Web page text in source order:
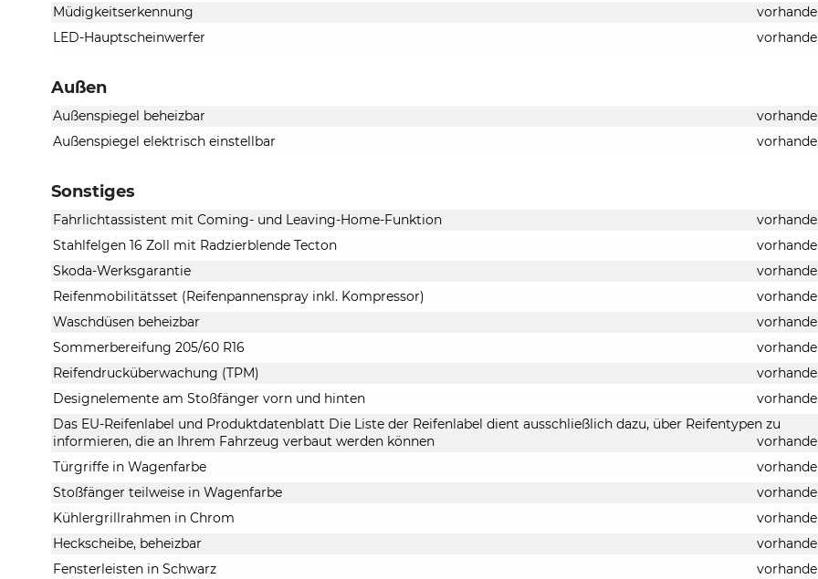
Müdigkeitserkennung
LED-Hauptscheinwerfer
Außen
Außenspiegel beheizbar
Außenspiegel elektrisch einstellbar
Sonstiges
Fahrlichtassistent mit Coming- und Leaving-Home-Funktion
Stahlfelgen 16 Zoll mit Radzierblende Tecton
Skoda-Werksgarantie
Reifenmobilitätsset (Reifenpannenspray inkl. Kompressor)
Waschdüsen beheizbar
Sommerbereifung 205/60 R16
Reifendrucküberwachung (TPM)
Designelemente am Stoßfänger vorn und hinten
Das EU-Reifenlabel und Produktdatenblatt Die Liste der Reifenlabel dient ausschließlich dazu, über Reifentypen zu
informieren, die an Ihrem Fahrzeug verbaut werden können
Türgriffe in Wagenfarbe
Stoßfänger teilweise in Wagenfarbe
Kühlergrillrahmen in Chrom
Heckscheibe, beheizbar
Fensterleisten in Schwarz